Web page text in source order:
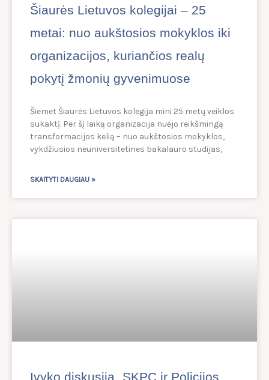
Šiaurės Lietuvos kolegijai – 25
metai: nuo aukštosios mokyklos iki
organizacijos, kuriančios realų
pokytį žmonių gyvenimuose
Šiemet Šiaurės Lietuvos kolegija mini 25 metų veiklos
sukaktį. Per šį laiką organizacija nuėjo reikšmingą
transformacijos kelią – nuo aukštosios mokyklos,
vykdžiusios neuniversitetines bakalauro studijas,
SKAITYTI DAUGIAU »
Įvyko diskusija „SKPC ir Policijos